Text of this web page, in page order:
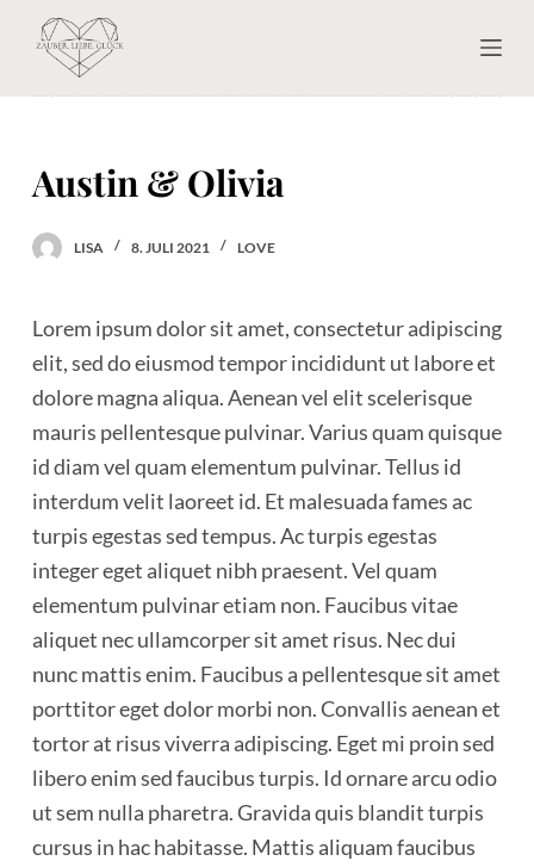
m
h
a
p
n
g
e
n
Austin & Olivia
LISA 8. JULI 2021 LOVE
Lorem ipsum dolor sit amet, consectetur adipiscing
elit, sed do eiusmod tempor incididunt ut labore et
dolore magna aliqua. Aenean vel elit scelerisque
mauris pellentesque pulvinar. Varius quam quisque
id diam vel quam elementum pulvinar. Tellus id
interdum velit laoreet id. Et malesuada fames ac
turpis egestas sed tempus. Ac turpis egestas
integer eget aliquet nibh praesent. Vel quam
elementum pulvinar etiam non. Faucibus vitae
aliquet nec ullamcorper sit amet risus. Nec dui
nunc mattis enim. Faucibus a pellentesque sit amet
porttitor eget dolor morbi non. Convallis aenean et
tortor at risus viverra adipiscing. Eget mi proin sed
libero enim sed faucibus turpis. Id ornare arcu odio
ut sem nulla pharetra. Gravida quis blandit turpis
cursus in hac habitasse. Mattis aliquam faucibus